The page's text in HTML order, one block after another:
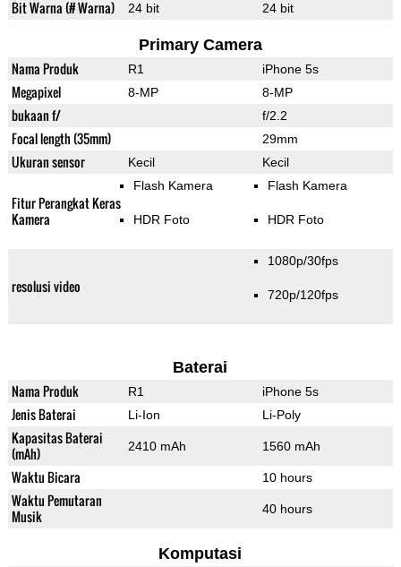
Bit Warna (# Warna) 24 bit 24 bit
Primary Camera
Nama Produk R1 iPhone 5s
Megapixel 8-MP 8-MP
bukaan f/ f/2.2
Focal length (35mm) 29mm
Ukuran sensor Kecil Kecil
Fitur Perangkat Keras
Kamera
Flash Kamera
HDR Foto
Flash Kamera
HDR Foto
resolusi video
1080p/30fps
720p/120fps
Baterai
Nama Produk R1 iPhone 5s
Jenis Baterai Li-Ion Li-Poly
Kapasitas Baterai
(mAh)
2410 mAh 1560 mAh
Waktu Bicara 10 hours
Waktu Pemutaran
Musik
40 hours
Komputasi